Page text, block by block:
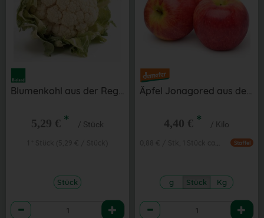
Blumenkohl aus der Region
5,29 € * / Stück
Stück
Anzahl
Äpfel Jonagored aus der Region
4,40 € * / Kilo
0,88 € / Stk, 1 Stück ca. 200g Staffel
g Stück Kg
Anzahl